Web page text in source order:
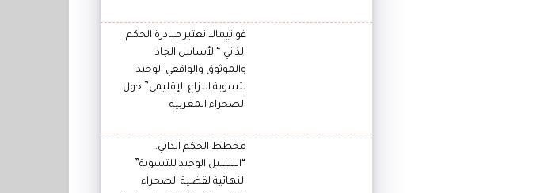
غواتيمالا تعتبر مبادرة الحكم
الذاتي “الأساس الجاد
والموثوق والواقعي الوحيد
لتسوية النزاع الإقليمي” حول
الصحراء المغربية
مخطط الحكم الذاتي..
“السبيل الوحيد للتسوية”
النهائية لقضية الصحراء